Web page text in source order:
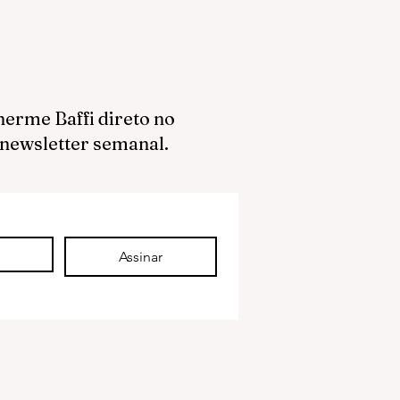
Baffi direto no
semanal.
Assinar